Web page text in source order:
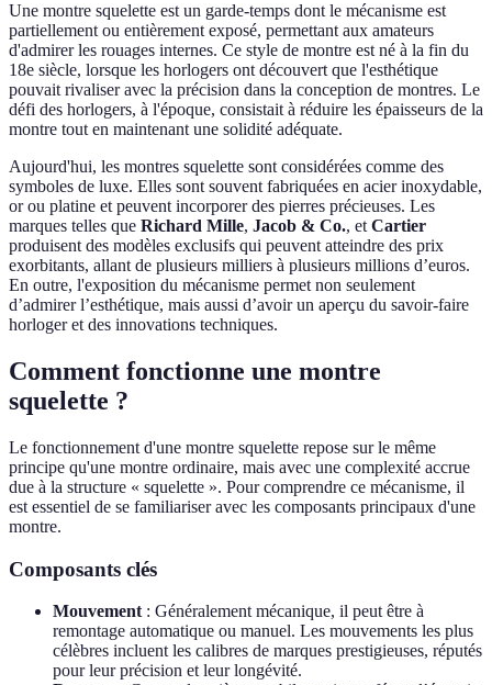
Une montre squelette est un garde-temps dont le mécanisme est
partiellement ou entièrement exposé, permettant aux amateurs
d'admirer les rouages internes. Ce style de montre est né à la fin du
18e siècle, lorsque les horlogers ont découvert que l'esthétique
pouvait rivaliser avec la précision dans la conception de montres. Le
défi des horlogers, à l'époque, consistait à réduire les épaisseurs de la
montre tout en maintenant une solidité adéquate.
Aujourd'hui, les montres squelette sont considérées comme des
symboles de luxe. Elles sont souvent fabriquées en acier inoxydable,
or ou platine et peuvent incorporer des pierres précieuses. Les
marques telles que Richard Mille, Jacob & Co., et Cartier
produisent des modèles exclusifs qui peuvent atteindre des prix
exorbitants, allant de plusieurs milliers à plusieurs millions d’euros.
En outre, l'exposition du mécanisme permet non seulement
d’admirer l’esthétique, mais aussi d’avoir un aperçu du savoir-faire
horloger et des innovations techniques.
Comment fonctionne une montre
squelette ?
Le fonctionnement d'une montre squelette repose sur le même
principe qu'une montre ordinaire, mais avec une complexité accrue
due à la structure « squelette ». Pour comprendre ce mécanisme, il
est essentiel de se familiariser avec les composants principaux d'une
montre.
Composants clés
Mouvement: Généralement mécanique, il peut être à
remontage automatique ou manuel. Les mouvements les plus
célèbres incluent les calibres de marques prestigieuses, réputés
pour leur précision et leur longévité.